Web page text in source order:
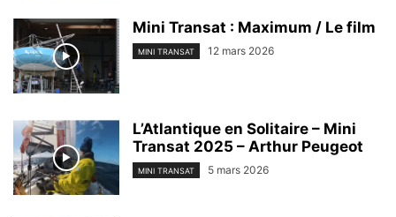
Mini Transat : Maximum / Le film
MINI TRANSAT 12 mars 2026
L’Atlantique en Solitaire – Mini
Transat 2025 – Arthur Peugeot
MINI TRANSAT 5 mars 2026